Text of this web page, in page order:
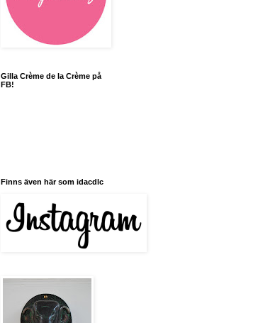
Gilla Crème de la Crème på
FB!
Finns även här som idacdlc